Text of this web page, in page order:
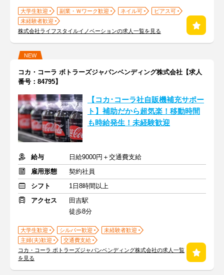
大学生歓迎 副業・Ｗワーク歓迎 ネイル可
ピアス可
未経験者歓迎
株式会社ライフスタイルイノベーションの求人一覧を見る
NEW
コカ・コーラ ボトラーズジャパンベンディング株式会社【求人
番号：84795】
【コカ･コーラ社自販機補充サポー
ト】補助だから超気楽！移動時間
も時給発生！未経験歓迎
給与
日給9000円＋交通費支給
雇用形態
契約社員
シフト
1日8時間以上
アクセス
田吉駅
徒歩8分
大学生歓迎 シルバー歓迎
未経験者歓迎
主婦(夫)歓迎
交通費支給
コカ・コーラ ボトラーズジャパンベンディング株式会社の求人一覧
を見る